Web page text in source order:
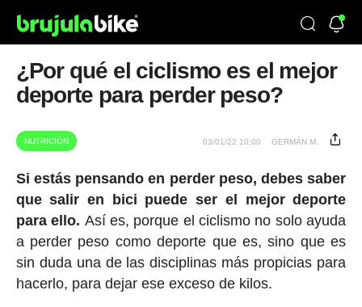
¿Por qué el ciclismo es el mejor
deporte para perder peso?
NUTRICIÓN 03/01/22 10:00 GERMÁN M.
Si estás pensando en perder peso, debes saber
que salir en bici puede ser el mejor deporte
para ello. Así es, porque el ciclismo no solo ayuda
a perder peso como deporte que es, sino que es
sin duda una de las disciplinas más propicias para
hacerlo, para dejar ese exceso de kilos.